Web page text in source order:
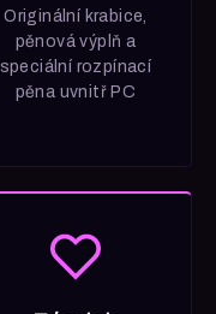
Originální krabice,
pěnová výplň a
speciální rozpínací
pěna uvnitř PC